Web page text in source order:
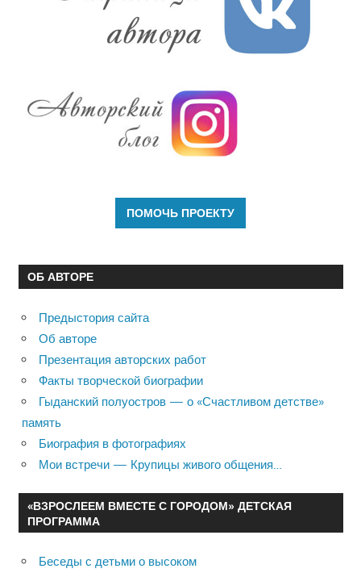
ОБ АВТОРЕ
Предыстория сайта
Об авторе
Презентация авторских работ
Факты творческой биографии
Гыданский полуостров — о «Счастливом детстве»
память
Биография в фотографиях
Мои встречи — Крупицы живого общения…
«ВЗРОСЛЕЕМ ВМЕСТЕ С ГОРОДОМ» ДЕТСКАЯ
ПРОГРАММА
Беседы с детьми о высоком